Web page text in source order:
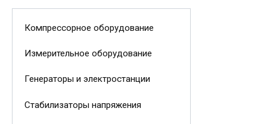
Компрессорное оборудование
Измерительное оборудование
Генераторы и электростанции
Стабилизаторы напряжения